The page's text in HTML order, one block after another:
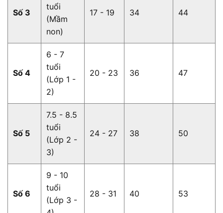
Số 3
tuổi
(Mầm
non)
17 - 19 34 44
Số 4
6 - 7
tuổi
(Lớp 1 -
2)
20 - 23 36 47
Số 5
7.5 - 8.5
tuổi
(Lớp 2 -
3)
24 - 27 38 50
Số 6
9 - 10
tuổi
(Lớp 3 -
28 - 31 40 53